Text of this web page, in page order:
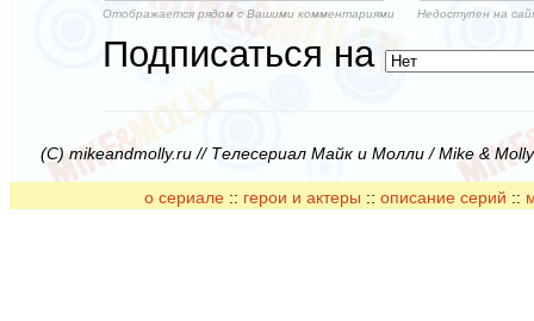
Отображается рядом с Вашими комментариями Недоступен на
Подписаться на
(C) mikeandmolly.ru // Телесериал Майк и Молли / Mike &
о сериале :: герои и актеры :: описание серий ::